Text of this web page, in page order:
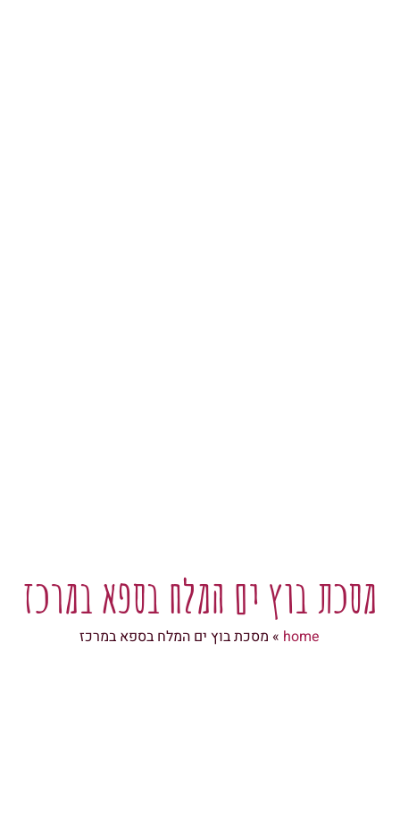
מסכת בוץ ים המלח בספא במרכז
home
» מסכת בוץ ים המלח בספא במרכז